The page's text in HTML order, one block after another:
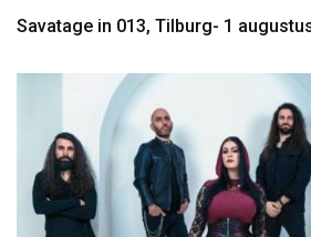
Savatage in 013, Tilburg- 1